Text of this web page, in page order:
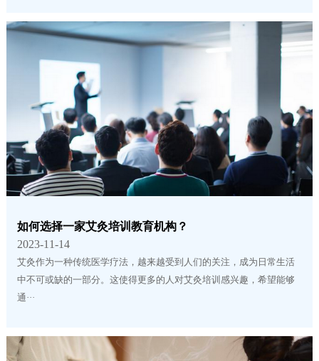
如何选择一家艾灸培训教育机构？
2023-11-14
艾灸作为一种传统医学疗法，越来越受到人们的关注，成为日常生活
中不可或缺的一部分。这使得更多的人对艾灸培训感兴趣，希望能够
通···